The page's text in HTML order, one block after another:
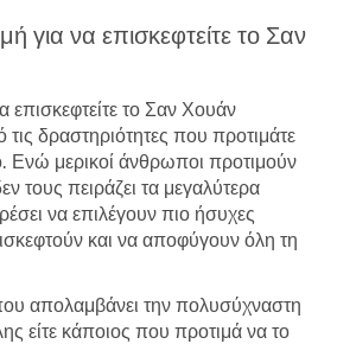
για να επισκεφτείτε το Σαν
επισκεφτείτε το Σαν Χουάν
τις δραστηριότητες που προτιμάτε
Ενώ μερικοί άνθρωποι προτιμούν
τους πειράζει τα μεγαλύτερα
να επιλέγουν πιο ήσυχες
και να αποφύγουν όλη τη
απολαμβάνει την πολυσύχναστη
είτε κάποιος που προτιμά να το